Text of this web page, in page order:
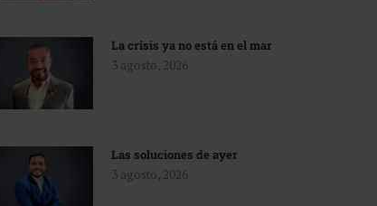
La crisis ya no está en el mar
3 agosto, 2026
Las soluciones de ayer
3 agosto, 2026